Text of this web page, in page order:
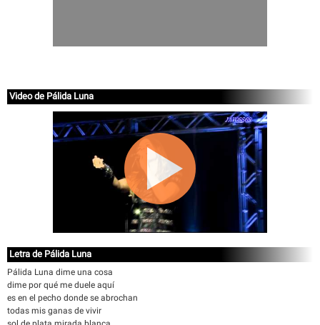
Video de Pálida Luna
Letra de Pálida Luna
Pálida Luna dime una cosa
dime por qué me duele aquí
es en el pecho donde se abrochan
todas mis ganas de vivir